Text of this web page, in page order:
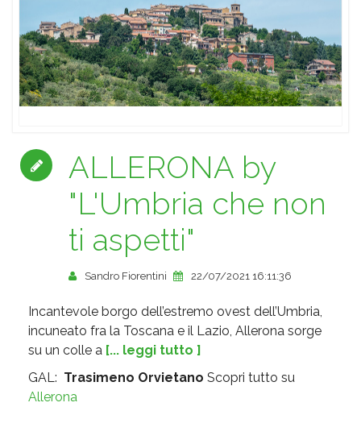
ALLERONA by
"L'Umbria che non
ti aspetti"
Sandro Fiorentini 22/07/2021 16:11:36
Incantevole borgo dell’estremo ovest dell’Umbria,
incuneato fra la Toscana e il Lazio, Allerona sorge
su un colle a [... leggi tutto ]
GAL: Trasimeno Orvietano Scopri tutto su
Allerona